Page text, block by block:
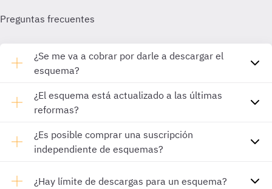
Preguntas frecuentes
¿Se me va a cobrar por darle a descargar el
esquema?
¿El esquema está actualizado a las últimas
reformas?
¿Es posible comprar una suscripción
independiente de esquemas?
¿Hay límite de descargas para un esquema?